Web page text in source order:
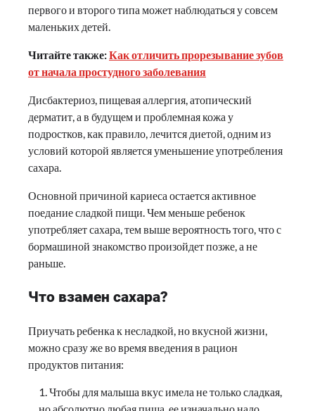
первого и второго типа может наблюдаться у совсем
маленьких детей.
Читайте также:Как отличить прорезывание зубов
от начала простудного заболевания
Дисбактериоз, пищевая аллергия, атопический
дерматит, а в будущем и проблемная кожа у
подростков, как правило, лечится диетой, одним из
условий которой является уменьшение употребления
сахара.
Основной причиной кариеса остается активное
поедание сладкой пищи. Чем меньше ребенок
употребляет сахара, тем выше вероятность того, что с
бормашиной знакомство произойдет позже, а не
раньше.
Что взамен сахара?
Приучать ребенка к несладкой, но вкусной жизни,
можно сразу же во время введения в рацион
продуктов питания:
Чтобы для малыша вкус имела не только сладкая,